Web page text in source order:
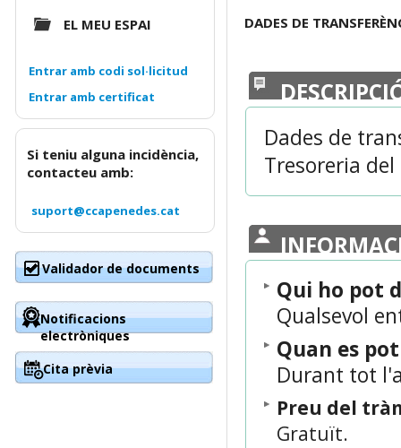
DADES DE
Dades de
Tresoreria
Qui ho pot
Qualsevol
Quan es
Durant tot
Preu del
Gratuït.
EL MEU ESPAI
Entrar amb codi sol·licitud
Si teniu alguna incidència,
contacteu amb:
suport@ccapenedes.cat
Validador de documents
Notificacions
electròniques
Cita prèvia